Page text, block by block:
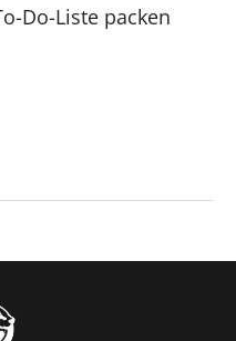
Do-Liste packen